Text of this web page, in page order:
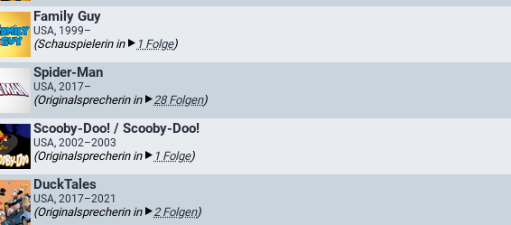
Family Guy
USA, 1999–
(Schauspielerin in 1 Folge)
Spider-Man
USA, 2017–
(Originalsprecherin in 28 Folgen)
Scooby-Doo! / Scooby-Doo!
USA, 2002–2003
(Originalsprecherin in 1 Folge)
DuckTales
USA, 2017–2021
(Originalsprecherin in 2 Folgen)